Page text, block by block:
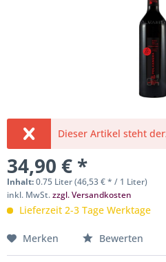
Dieser Artikel steht
34,90 € *
Inhalt:0.75 Liter (46,53 € * / 1 Liter)
inkl. MwSt.zzgl. Versandkosten
Lieferzeit 2-3 Tage Werktage
Merken Bewerten